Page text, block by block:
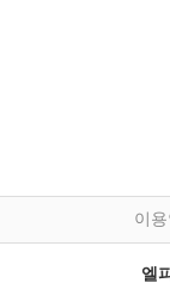
이
엘